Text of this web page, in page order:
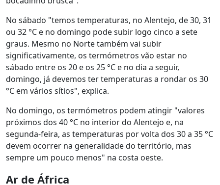
No sábado "temos temperaturas, no Alentejo, de 30, 31
ou 32 °C e no domingo pode subir logo cinco a sete
graus. Mesmo no Norte também vai subir
significativamente, os termómetros vão estar no
sábado entre os 20 e os 25 °C e no dia a seguir,
domingo, já devemos ter temperaturas a rondar os 30
°C em vários sítios", explica.
No domingo, os termómetros podem atingir "valores
próximos dos 40 °C no interior do Alentejo e, na
segunda-feira, as temperaturas por volta dos 30 a 35 °C
devem ocorrer na generalidade do território, mas
sempre um pouco menos" na costa oeste.
Ar de África